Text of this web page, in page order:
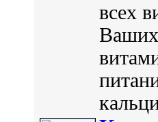
всех
Ваших